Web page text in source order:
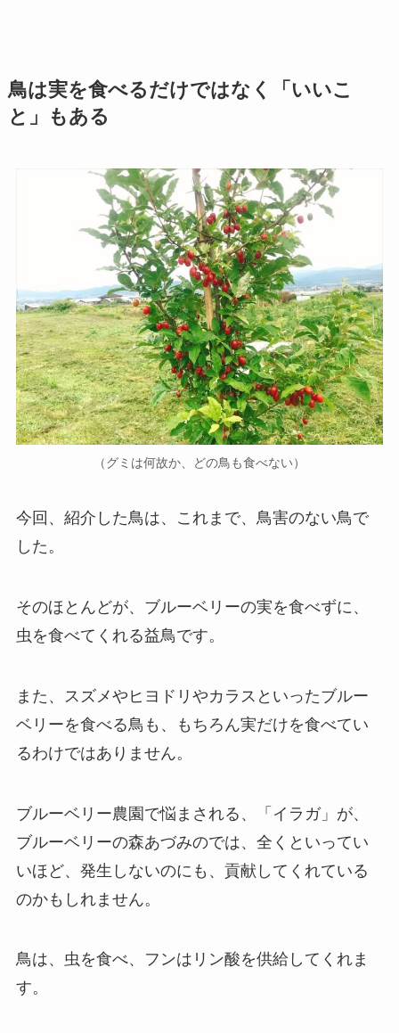
鳥は実を食べるだけではなく「いいこ
と」もある
（グミは何故か、どの鳥も食べない）
今回、紹介した鳥は、これまで、鳥害のない鳥で
した。
そのほとんどが、ブルーベリーの実を食べずに、
虫を食べてくれる益鳥です。
また、スズメやヒヨドリやカラスといったブルー
ベリーを食べる鳥も、もちろん実だけを食べてい
るわけではありません。
ブルーベリー農園で悩まされる、「イラガ」が、
ブルーベリーの森あづみのでは、全くといってい
いほど、発生しないのにも、貢献してくれている
のかもしれません。
鳥は、虫を食べ、フンはリン酸を供給してくれま
す。